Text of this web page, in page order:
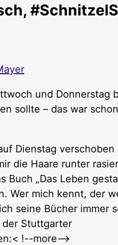
und Donnerstag
sollte – das war
Dienstag verschoben
die Haare runter
Buch „Das Leben
Wer mich kennt, der
seine Bücher immer
der Stuttgarter
!--more-->